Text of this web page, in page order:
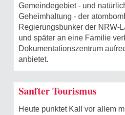
Gemeindegebiet - und
Geheimhaltung - der
Regierungsbunker der NRW-
und später an eine Familie
Dokumentationszentrum
anbietet.
Sanfter Tourismus
Heute punktet Kall vor allem